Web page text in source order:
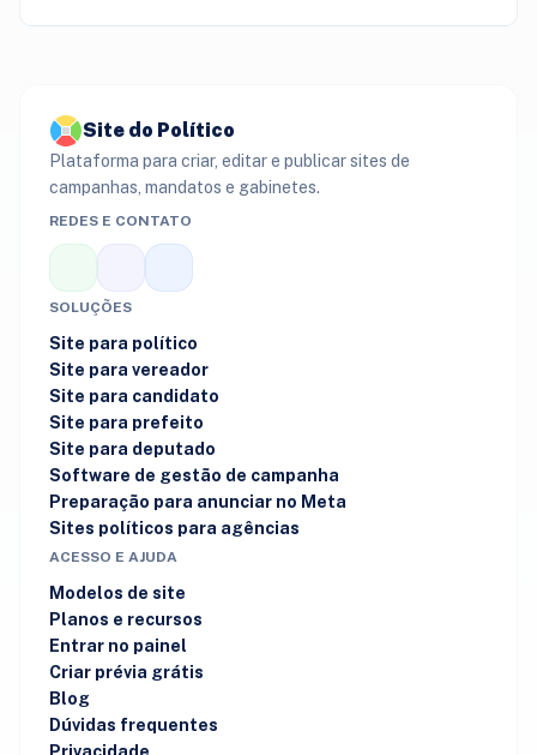
Site do Político
Plataforma para criar, editar e publicar sites de
campanhas, mandatos e gabinetes.
REDES E CONTATO
SOLUÇÕES
Site para político
Site para vereador
Site para candidato
Site para prefeito
Site para deputado
Software de gestão de campanha
Preparação para anunciar no Meta
Sites políticos para agências
ACESSO E AJUDA
Modelos de site
Planos e recursos
Entrar no painel
Criar prévia grátis
Blog
Dúvidas frequentes